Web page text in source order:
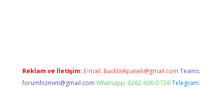
Reklam ve İletişim: E-mail: backlinkpaneli@gmail.com Teams:
forumhizmeti@gmail.com Whatsapp: 0262 606 0 726 Telegram: